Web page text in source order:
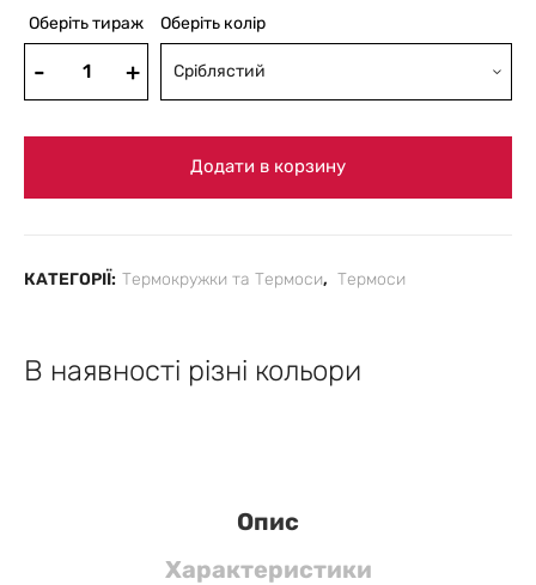
Оберіть тираж Оберіть колір
Сріблястий
Додати в корзину
КАТЕГОРІЇ: Термокружки та Термоси, Термоси
В наявності різні кольори
Опис
Характеристики